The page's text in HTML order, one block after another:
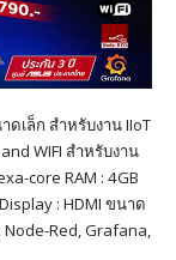
ดเล็ก สำหรับงาน IIoT
WIFI สำหรับงาน
core RAM : 4GB
: HDMI ขนาด
Red, Grafana,